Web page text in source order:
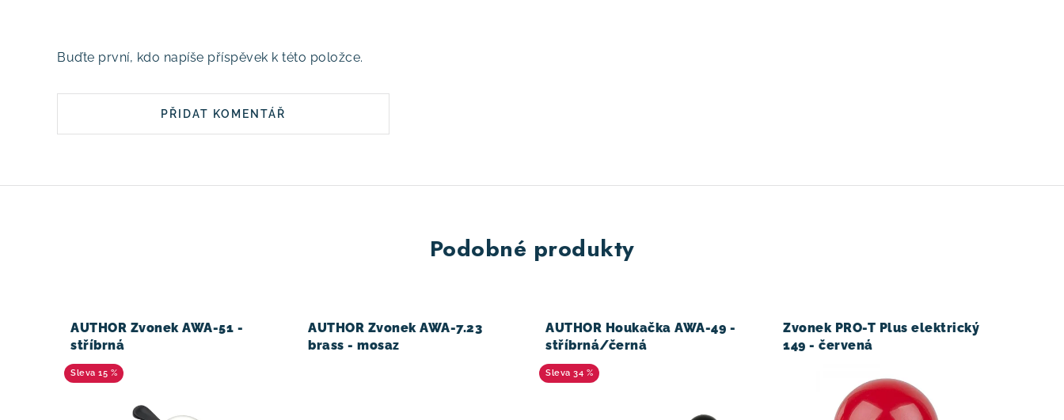
Buďte první, kdo napíše příspěvek k této položce.
PŘIDAT KOMENTÁŘ
Podobné produkty
AUTHOR Zvonek AWA-51 -
stříbrná
15 %
AUTHOR Zvonek AWA-7.23
brass - mosaz
AUTHOR Houkačka AWA-49 -
stříbrná/černá
34 %
Zvonek PRO-T Plus elektrický
149 - červená